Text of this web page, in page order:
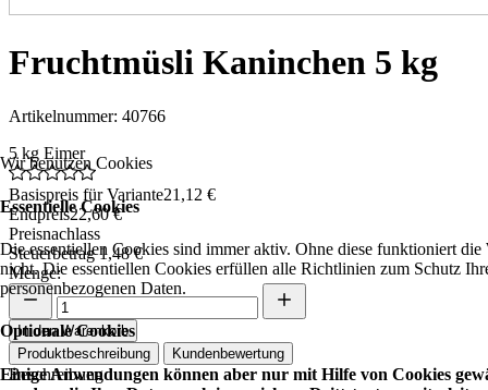
Fruchtmüsli Kaninchen 5 kg
Artikelnummer: 40766
5 kg Eimer
Basispreis für Variante21,12 €
Endpreis22,60 €
Preisnachlass
Steuerbetrag1,48 €
Menge:
In den Warenkorb
Produktbeschreibung
Kundenbewertung
Beschreibung
Wir benutzen Cookies
Essentielle Cookies
Die essentiellen Cookies sind immer aktiv. Ohne diese funktioniert die
nicht. Die essentiellen Cookies erfüllen alle Richtlinien zum Schutz
personenbezogenen Daten.
Optionale Cookies
Einige Anwendungen können aber nur mit Hilfe von Cookies